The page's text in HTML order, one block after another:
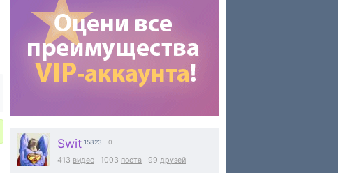
Swit 15823 | 0
413 видео 1003 поста 99 друзей